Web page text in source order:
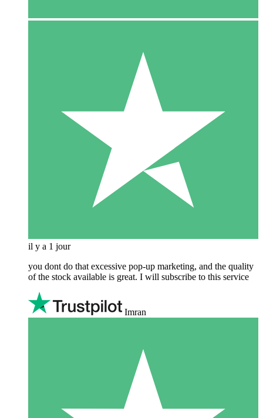
il y a 1 jour
you dont do that excessive pop-up marketing, and the quality
of the stock available is great. I will subscribe to this service
Imran